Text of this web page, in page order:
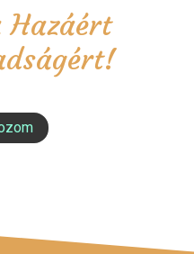
Hazáért